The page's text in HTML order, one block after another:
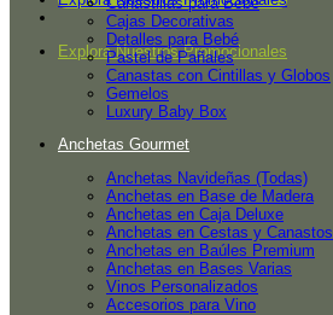
Explora Nuestros Promocionales
Cajas Decorativas
Detalles para Bebé
Pastel de Pañales
Canastas con Cintillas y Globos
Gemelos
Luxury Baby Box
Anchetas Gourmet
Anchetas Navideñas (Todas)
Anchetas en Base de Madera
Anchetas en Caja Deluxe
Anchetas en Cestas y Canastos
Anchetas en Baúles Premium
Anchetas en Bases Varias
Vinos Personalizados
Accesorios para Vino